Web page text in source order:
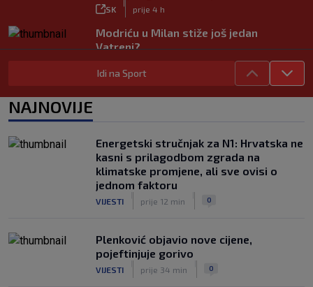
SK prije 4 h
Modriću u Milan stiže još jedan
Vatreni?
Rijeka dovela napadača iz Bundeslige!
|
Pirlom: ‘Povjerenje više ne postoji’
SK
|
prije 5 h
Idi na Sport
NAJNOVIJE
Energetski stručnjak za N1: Hrvatska ne
kasni s prilagodbom zgrada na
klimatske promjene, ali sve ovisi o
jednom faktoru
VIJESTI prije 12 min 0
Plenković objavio nove cijene,
pojeftinjuje gorivo
VIJESTI prije 34 min 0